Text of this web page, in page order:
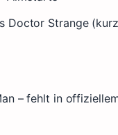
Doctor Strange
– fehlt in